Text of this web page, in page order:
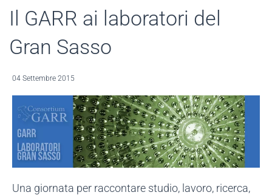
Il GARR ai laboratori del
Gran Sasso
04 Settembre 2015
Una giornata per raccontare studio, lavoro, ricerca,